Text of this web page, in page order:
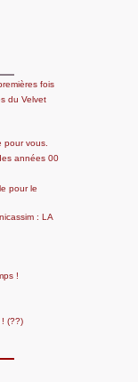
fois
du Velvet
pour vous.
années 00
pour le
: LA
!
(??)